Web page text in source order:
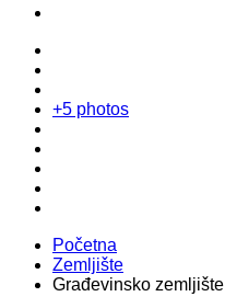
+5 photos
Početna
Zemljište
Građevinsko zemljište